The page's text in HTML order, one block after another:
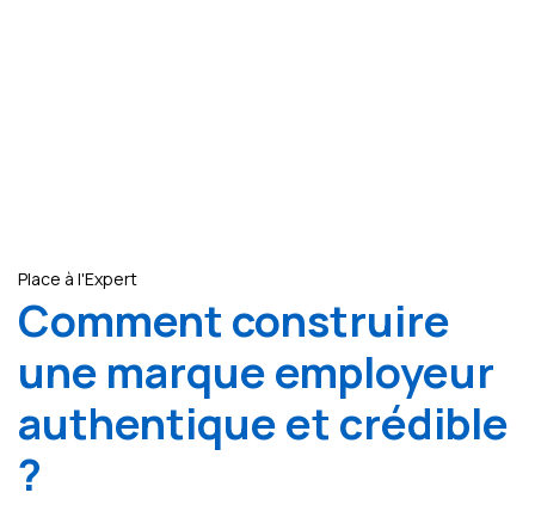
Place à l'Expert
Comment construire
une marque employeur
authentique et crédible
?